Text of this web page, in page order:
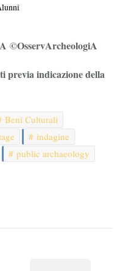
©OsservArcheologiA
previa indicazione della
Beni Culturali
indagine
public archaeology